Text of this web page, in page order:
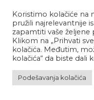
Koristimo kolačiće na
pružili najrelevantnije
zapamtiti vaše
Klikom na „Prihvati
kolačića. Međutim,
kolačića“ da biste dali
Podešavanja kolačića